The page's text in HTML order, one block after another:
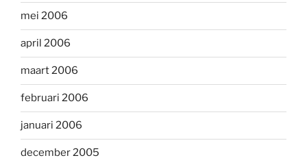
mei 2006
april 2006
maart 2006
februari 2006
januari 2006
december 2005